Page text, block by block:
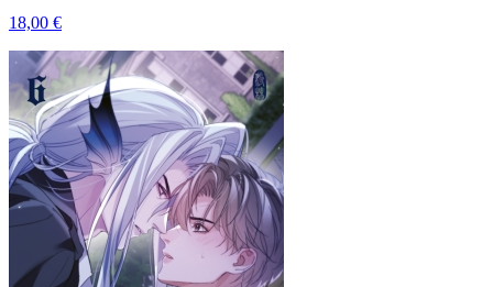
18,00 €